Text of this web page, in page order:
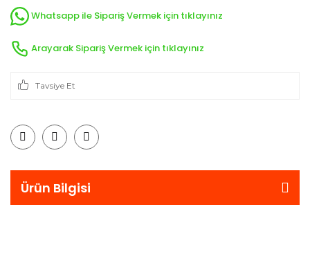
Whatsapp ile Sipariş Vermek için tıklayınız
Arayarak Sipariş Vermek için tıklayınız
Tavsiye Et
Ürün Bilgisi